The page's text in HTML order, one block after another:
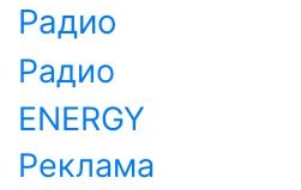
Радио
Радио
ENERGY
Реклама